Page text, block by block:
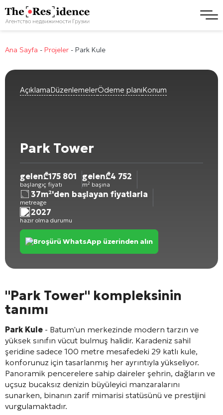
Ana Sayfa - Projeler - Park Kule
AçıklamaDüzenlemelerÖdeme planıKonum
Park Tower
gelen₾175 801
başlangıç fiyatı
gelen₾4 752
m² başına
37m²'den başlayan fiyatlarla
metreage
2027
hazır olma durumu
Broşürü WhatsApp üzerinden alın
"Park Tower" kompleksinin
tanımı
Park Kule - Batum'un merkezinde modern tarzın ve
yüksek sınıfın vücut bulmuş halidir. Karadeniz sahil
şeridine sadece 100 metre mesafedeki 29 katlı kule,
konforunuz için tasarlanmış her ayrıntıyla yükseliyor.
Panoramik pencerelere sahip daireler şehrin, dağların ve
uçsuz bucaksız denizin büyüleyici manzaralarını
sunarken, binanın zarif mimarisi statüsünü ve prestijini
vurgulamaktadır.